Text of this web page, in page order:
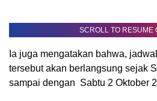
SCROLL TO RESUME
Ia juga mengatakan bahwa,
tersebut akan berlangsung sejak
sampai dengan Sabtu 2 Oktober